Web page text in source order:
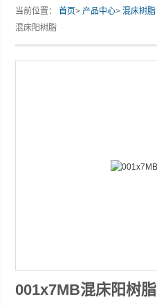
当前位置：首页>产品中心>混床树脂
混床阳树脂
001x7MB混床阳树脂